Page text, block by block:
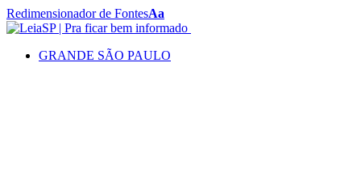
Redimensionador de FontesAa
GRANDE SÃO PAULO